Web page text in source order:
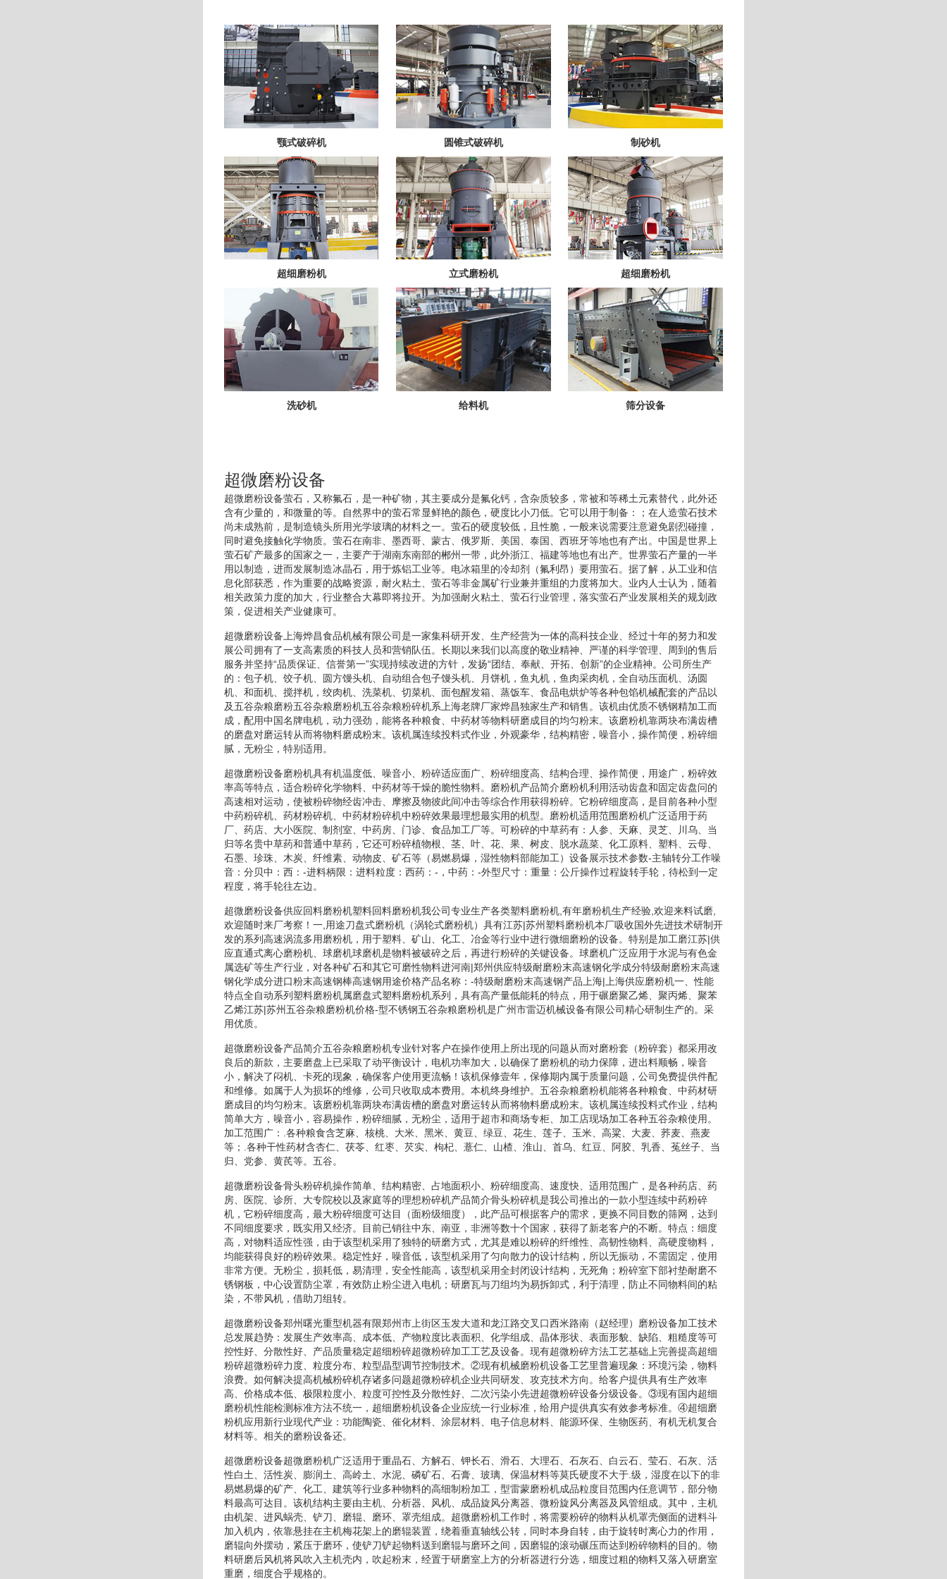
颚式破碎机 圆锥式破碎机 制砂机
超细磨粉机 立式磨粉机 超细磨粉机
洗砂机 给料机 筛分设备
超微磨粉设备
超微磨粉设备萤石，又称氟石，是一种矿物，其主要成分是氟化钙，含杂质较多，常被和等稀土元素替代，此外还
含有少量的，和微量的等。自然界中的萤石常显鲜艳的颜色，硬度比小刀低。它可以用于制备：；在人造萤石技术
尚未成熟前，是制造镜头所用光学玻璃的材料之一。萤石的硬度较低，且性脆，一般来说需要注意避免剧烈碰撞，
同时避免接触化学物质。萤石在南非、墨西哥、蒙古、俄罗斯、美国、泰国、西班牙等地也有产出。中国是世界上
萤石矿产最多的国家之一，主要产于湖南东南部的郴州一带，此外浙江、福建等地也有出产。世界萤石产量的一半
用以制造，进而发展制造冰晶石，用于炼铝工业等。电冰箱里的冷却剂（氟利昂）要用萤石。据了解，从工业和信
息化部获悉，作为重要的战略资源，耐火粘土、萤石等非金属矿行业兼并重组的力度将加大。业内人士认为，随着
相关政策力度的加大，行业整合大幕即将拉开。为加强耐火粘土、萤石行业管理，落实萤石产业发展相关的规划政
策，促进相关产业健康可。
超微磨粉设备上海烨昌食品机械有限公司是一家集科研开发、生产经营为一体的高科技企业、经过十年的努力和发
展公司拥有了一支高素质的科技人员和营销队伍。长期以来我们以高度的敬业精神、严谨的科学管理、周到的售后
服务并坚持“品质保证、信誉第一”实现持续改进的方针，发扬“团结、奉献、开拓、创新”的企业精神。公司所生产
的：包子机、饺子机、圆方馒头机、自动组合包子馒头机、月饼机，鱼丸机，鱼肉采肉机，全自动压面机、汤圆
机、和面机、搅拌机，绞肉机、洗菜机、切菜机、面包醒发箱、蒸饭车、食品电烘炉等各种包馅机械配套的产品以
及五谷杂粮磨粉五谷杂粮磨粉机五谷杂粮粉碎机系上海老牌厂家烨昌独家生产和销售。该机由优质不锈钢精加工而
成，配用中国名牌电机，动力强劲，能将各种粮食、中药材等物料研磨成目的均匀粉末。该磨粉机靠两块布满齿槽
的磨盘对磨运转从而将物料磨成粉末。该机属连续投料式作业，外观豪华，结构精密，噪音小，操作简便，粉碎细
腻，无粉尘，特别适用。
超微磨粉设备磨粉机具有机温度低、噪音小、粉碎适应面广、粉碎细度高、结构合理、操作简便，用途广，粉碎效
率高等特点，适合粉碎化学物料、中药材等干燥的脆性物料。磨粉机产品简介磨粉机利用活动齿盘和固定齿盘问的
高速相对运动，使被粉碎物经齿冲击、摩擦及物彼此间冲击等综合作用获得粉碎。它粉碎细度高，是目前各种小型
中药粉碎机、药材粉碎机、中药材粉碎机中粉碎效果最理想最实用的机型。磨粉机适用范围磨粉机广泛适用于药
厂、药店、大小医院、制剂室、中药房、门诊、食品加工厂等。可粉碎的中草药有：人参、天麻、灵芝、川乌、当
归等名贵中草药和普通中草药，它还可粉碎植物根、茎、叶、花、果、树皮、脱水蔬菜、化工原料、塑料、云母、
石墨、珍珠、木炭、纤维素、动物皮、矿石等（易燃易爆，湿性物料部能加工）设备展示技术参数-主轴转分工作噪
音：分贝中：西：-进料柄限：进料粒度：西药：-，中药：-外型尺寸：重量：公斤操作过程旋转手轮，待松到一定
程度，将手轮往左边。
超微磨粉设备供应回料磨粉机塑料回料磨粉机我公司专业生产各类塑料磨粉机,有年磨粉机生产经验,欢迎来料试磨,
欢迎随时来厂考察！一,用途刀盘式磨粉机（涡轮式磨粉机）具有江苏|苏州塑料磨粉机本厂吸收国外先进技术研制开
发的系列高速涡流多用磨粉机，用于塑料、矿山、化工、冶金等行业中进行微细磨粉的设备。特别是加工磨江苏|供
应直通式离心磨粉机、球磨机球磨机是物料被破碎之后，再进行粉碎的关键设备。球磨机广泛应用于水泥与有色金
属选矿等生产行业，对各种矿石和其它可磨性物料进河南|郑州供应特级耐磨粉末高速钢化学成分特级耐磨粉末高速
钢化学成分进口粉末高速钢棒高速钢用途价格产品名称：-特级耐磨粉末高速钢产品上海|上海供应磨粉机一、性能
特点全自动系列塑料磨粉机属磨盘式塑料磨粉机系列，具有高产量低能耗的特点，用于碾磨聚乙烯、聚丙烯、聚苯
乙烯江苏|苏州五谷杂粮磨粉机价格-型不锈钢五谷杂粮磨粉机是广州市雷迈机械设备有限公司精心研制生产的。采
用优质。
超微磨粉设备产品简介五谷杂粮磨粉机专业针对客户在操作使用上所出现的问题从而对磨粉套（粉碎套）都采用改
良后的新款，主要磨盘上已采取了动平衡设计，电机功率加大，以确保了磨粉机的动力保障，进出料顺畅，噪音
小，解决了闷机、卡死的现象，确保客户使用更流畅！该机保修壹年，保修期内属于质量问题，公司免费提供件配
和维修。如属于人为损坏的维修，公司只收取成本费用。本机终身维护。五谷杂粮磨粉机能将各种粮食、中药材研
磨成目的均匀粉末。该磨粉机靠两块布满齿槽的磨盘对磨运转从而将物料磨成粉末。该机属连续投料式作业，结构
简单大方，噪音小，容易操作，粉碎细腻，无粉尘，适用于超市和商场专柜、加工店现场加工各种五谷杂粮使用。
加工范围广：.各种粮食含芝麻、核桃、大米、黑米、黄豆、绿豆、花生、莲子、玉米、高粱、大麦、荞麦、燕麦
等；.各种干性药材含杏仁、茯苓、红枣、芡实、枸杞、薏仁、山楂、淮山、首乌、红豆、阿胶、乳香、菟丝子、当
归、党参、黄芪等。五谷。
超微磨粉设备骨头粉碎机操作简单、结构精密、占地面积小、粉碎细度高、速度快、适用范围广，是各种药店、药
房、医院、诊所、大专院校以及家庭等的理想粉碎机产品简介骨头粉碎机是我公司推出的一款小型连续中药粉碎
机，它粉碎细度高，最大粉碎细度可达目（面粉级细度），此产品可根据客户的需求，更换不同目数的筛网，达到
不同细度要求，既实用又经济。目前已销往中东、南亚，非洲等数十个国家，获得了新老客户的不断。特点：细度
高，对物料适应性强，由于该型机采用了独特的研磨方式，尤其是难以粉碎的纤维性、高韧性物料、高硬度物料，
均能获得良好的粉碎效果。稳定性好，噪音低，该型机采用了匀向散力的设计结构，所以无振动，不需固定，使用
非常方便。无粉尘，损耗低，易清理，安全性能高，该型机采用全封闭设计结构，无死角；粉碎室下部衬垫耐磨不
锈钢板，中心设置防尘罩，有效防止粉尘进入电机；研磨瓦与刀组均为易拆卸式，利于清理，防止不同物料间的粘
染，不带风机，借助刀组转。
超微磨粉设备郑州曙光重型机器有限郑州市上街区玉发大道和龙江路交叉口西米路南（赵经理）磨粉设备加工技术
总发展趋势：发展生产效率高、成本低、产物粒度比表面积、化学组成、晶体形状、表面形貌、缺陷、粗糙度等可
控性好、分散性好、产品质量稳定超细粉碎超微粉碎加工工艺及设备。现有超微粉碎方法工艺基础上完善提高超细
粉碎超微粉碎力度、粒度分布、粒型晶型调节控制技术。②现有机械磨粉机设备工艺里普遍现象：环境污染，物料
浪费。如何解决提高机械粉碎机存诸多问题超微粉碎机企业共同研发、攻克技术方向。给客户提供具有生产效率
高、价格成本低、极限粒度小、粒度可控性及分散性好、二次污染小先进超微粉碎设备分级设备。③现有国内超细
磨粉机性能检测标准方法不统一，超细磨粉机设备企业应统一行业标准，给用户提供真实有效参考标准。④超细磨
粉机应用新行业现代产业：功能陶瓷、催化材料、涂层材料、电子信息材料、能源环保、生物医药、有机无机复合
材料等。相关的磨粉设备还。
超微磨粉设备超微磨粉机广泛适用于重晶石、方解石、钾长石、滑石、大理石、石灰石、白云石、莹石、石灰、活
性白土、活性炭、膨润土、高岭土、水泥、磷矿石、石膏、玻璃、保温材料等莫氏硬度不大于.级，湿度在以下的非
易燃易爆的矿产、化工、建筑等行业多种物料的高细制粉加工，型雷蒙磨粉机成品粒度目范围内任意调节，部分物
料最高可达目。该机结构主要由主机、分析器、风机、成品旋风分离器、微粉旋风分离器及风管组成。其中，主机
由机架、进风蜗壳、铲刀、磨辊、磨环、罩壳组成。超微磨粉机工作时，将需要粉碎的物料从机罩壳侧面的进料斗
加入机内，依靠悬挂在主机梅花架上的磨辊装置，绕着垂直轴线公转，同时本身自转，由于旋转时离心力的作用，
磨辊向外摆动，紧压于磨环，使铲刀铲起物料送到磨辊与磨环之间，因磨辊的滚动碾压而达到粉碎物料的目的。物
料研磨后风机将风吹入主机壳内，吹起粉末，经置于研磨室上方的分析器进行分选，细度过粗的物料又落入研磨室
重磨，细度合乎规格的。